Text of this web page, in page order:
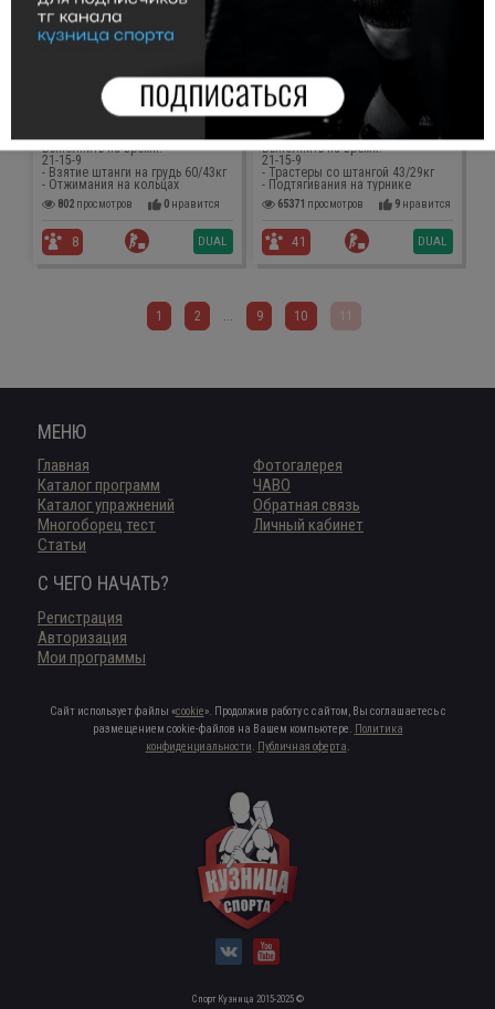
969просмотров нравится просмотров
Выполнить на время:
21-15-9
- Взятие штанги на грудь 60/43кг
- Отжимания на кольцах
802просмотров 0нравится
8 DUAL
WG
Fran (Фрэн)
Выполнить на время:
21-15-9
- Трастеры со штангой 43/29кг
- Подтягивания на турнике
65371 просмотров 9нравится
41 DUAL
1 2 9 10 11
МЕНЮ
Главная
Каталог программ
Каталог упражнений
Многоборец тест
Статьи
Фотогалерея
ЧАВО
Обратная связь
Личный кабинет
С ЧЕГО НАЧАТЬ?
Регистрация
Авторизация
Мои программы
Сайт использует файлы «cookie». Продолжив работу с сайтом, Вы соглашаетесь с
размещением cookie-файлов на Вашем компьютере. Политика
конфиденциальности Публичная оферта
Спорт Кузница 2015-2025 ©